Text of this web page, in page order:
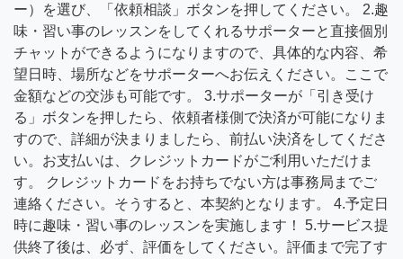
ー）を選び、「依頼相談」ボタンを押してください。 2.趣
味・習い事のレッスンをしてくれるサポーターと直接個別
チャットができるようになりますので、具体的な内容、希
望日時、場所などをサポーターへお伝えください。ここで
金額などの交渉も可能です。 3.サポーターが「引き受け
る」ボタンを押したら、依頼者様側で決済が可能になりま
すので、詳細が決まりましたら、前払い決済をしてくださ
い。お支払いは、クレジットカードがご利用いただけま
す。 クレジットカードをお持ちでない方は事務局までご
連絡ください。そうすると、本契約となります。 4.予定日
時に趣味・習い事のレッスンを実施します！ 5.サービス提
供終了後は、必ず、評価をしてください。評価まで完了す